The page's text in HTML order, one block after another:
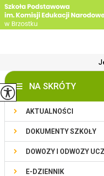
NA SKRÓTY
AKTUALNOŚCI
DOKUMENTY SZKOŁY
DOWOZY I ODWOZY
E-DZIENNIK